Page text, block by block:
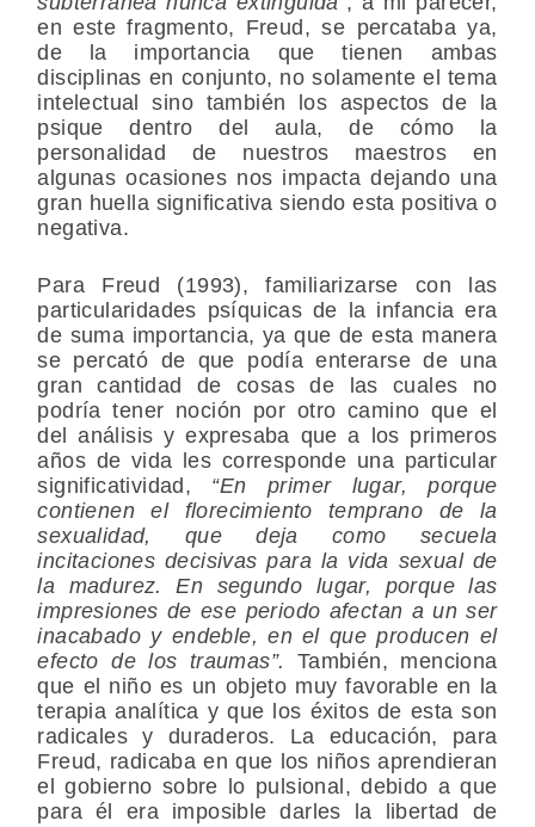
en este fragmento, Freud, se percataba ya,
de la importancia que tienen ambas
disciplinas en conjunto, no solamente el tema
intelectual sino también los aspectos de la
psique dentro del aula, de cómo la
personalidad de nuestros maestros en
algunas ocasiones nos impacta dejando una
gran huella significativa siendo esta positiva o
negativa.
Para Freud (1993), familiarizarse con las
particularidades psíquicas de la infancia era
de suma importancia, ya que de esta manera
se percató de que podía enterarse de una
gran cantidad de cosas de las cuales no
podría tener noción por otro camino que el
del análisis y expresaba que a los primeros
años de vida les corresponde una particular
significatividad, “En primer lugar, porque
contienen el florecimiento temprano de la
sexualidad, que deja como secuela
incitaciones decisivas para la vida sexual de
la madurez. En segundo lugar, porque las
impresiones de ese periodo afectan a un ser
inacabado y endeble, en el que producen el
efecto de los traumas”. También, menciona
que el niño es un objeto muy favorable en la
terapia analítica y que los éxitos de esta son
radicales y duraderos. La educación, para
Freud, radicaba en que los niños aprendieran
el gobierno sobre lo pulsional, debido a que
para él era imposible darles la libertad de